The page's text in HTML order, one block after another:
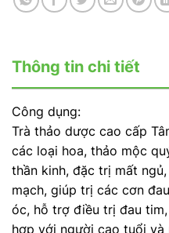
Thông tin chi tiết
Công dụng:
Trà thảo dược cao cấp
các loại hoa, thảo mộc
thần kinh, đặc trị mất
mạch, giúp trị các cơn
óc, hỗ trợ điều trị đau
hợp với người cao tuổi